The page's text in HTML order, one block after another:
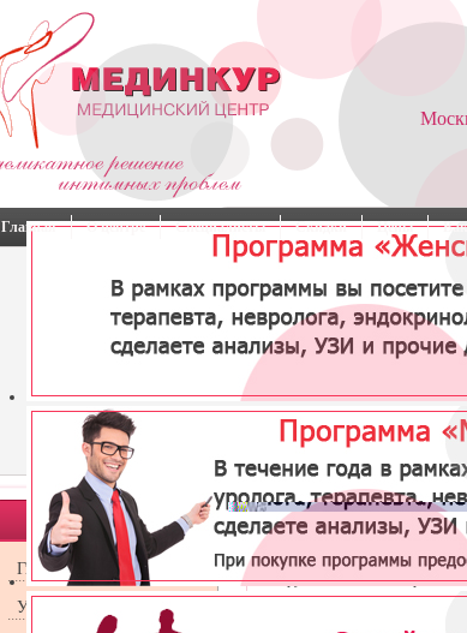
Главная
О центре Специалисты Скидки Цены
Отделения
Гинекология
Урология
Медицинский центр "МЕДИНКУР"
обнаружения наличия в крови
иммунохроматографического
Экспресс-тест используется в